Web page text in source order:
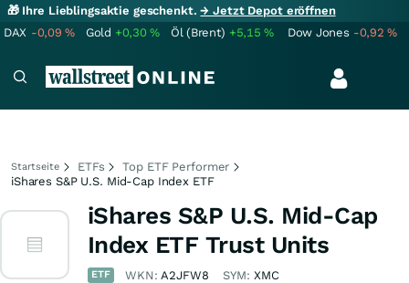
🎁 Ihre Lieblingsaktie geschenkt.→ Jetzt Depot eröffnen
DAX -0,09% Gold +0,30% Öl (Brent) +5,15% Dow Jones -0,92%
Startseite ETFs
Top ETF Performer
iShares S&P U.S. Mid-Cap Index ETF
iShares S&P U.S. Mid-Cap
Index ETF Trust Units
ETF WKN:A2JFW8 SYM: XMC